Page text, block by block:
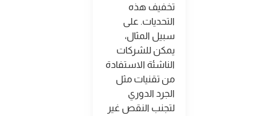
تخفيف هذه
التحديات. على
سبيل المثال،
يمكن للشركات
الناشئة الاستفادة
من تقنيات مثل
الجرد الدوري
لتجنب النقص غير